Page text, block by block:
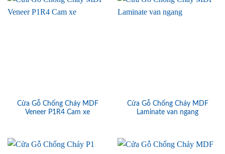
Cửa Gỗ Chống Cháy MDF
Veneer P1R4 Cam xe
Cửa Gỗ Chống Cháy MDF
Laminate van ngang